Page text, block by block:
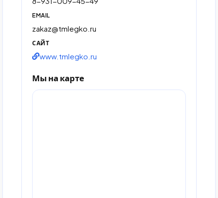
EMAIL
zakaz@tmlegko.ru
САЙТ
www.tmlegko.ru
Мы на карте